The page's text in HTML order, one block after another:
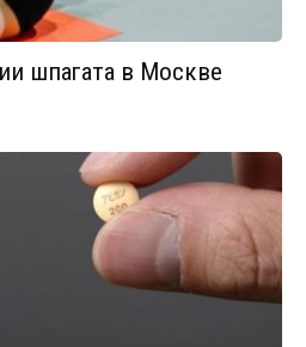
шпагата в Москве